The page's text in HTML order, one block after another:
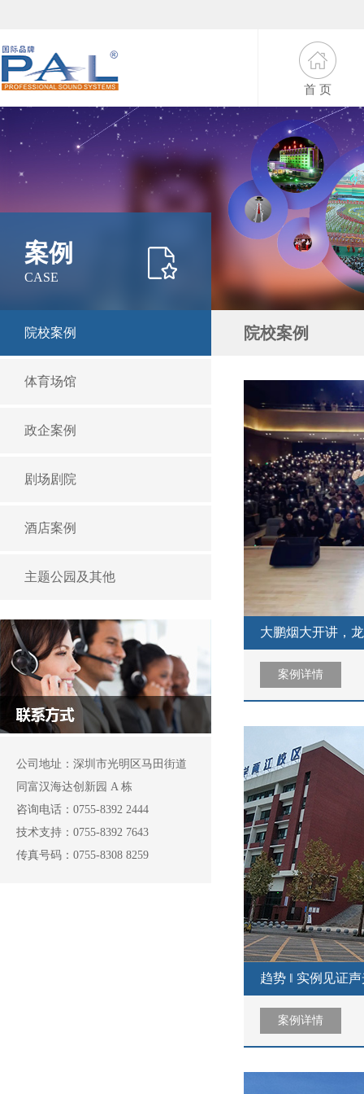
首 页
案例
CASE
院校案例
体育场馆
政企案例
剧场剧院
酒店案例
主题公园及其他
公司地址：深圳市光明区马田街道
同富汉海达创新园 A 栋
咨询电话：0755-8392 2444
技术支持：0755-8392 7643
传真号码：0755-8308 8259
院校案例
大鹏烟大开讲，
案例详情
趋势 ‖ 实例见证
案例详情